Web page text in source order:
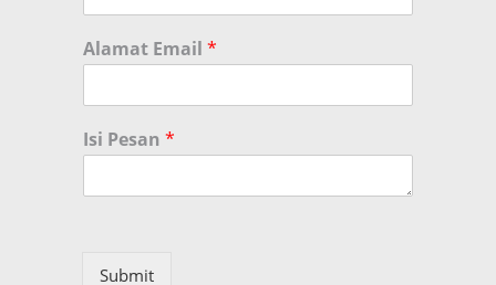
Alamat Email *
Isi Pesan *
Submit